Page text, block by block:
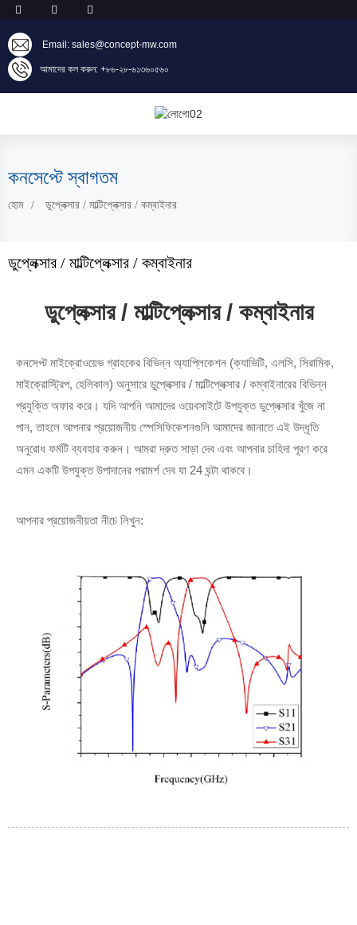
Email: sales@concept-mw.com
আমাদের কল করুন: +৮৬-২৮-৬১৩৬০৫৬০
কনসেপ্টে স্বাগতম
হোম ডুপ্লেক্সার / মাল্টিপ্লেক্সার / কম্বাইনার
ডুপ্লেক্সার / মাল্টিপ্লেক্সার / কম্বাইনার
ডুপ্লেক্সার / মাল্টিপ্লেক্সার / কম্বাইনার
কনসেপ্ট মাইক্রোওয়েভ গ্রাহকের বিভিন্ন অ্যাপ্লিকেশন (ক্যাভিটি, এলসি, সিরামিক,
মাইক্রোস্ট্রিপ, হেলিকাল) অনুসারে ডুপ্লেক্সার / মাল্টিপ্লেক্সার / কম্বাইনারের বিভিন্ন
প্রযুক্তি অফার করে। যদি আপনি আমাদের ওয়েবসাইটে উপযুক্ত ডুপ্লেক্সার খুঁজে না
পান, তাহলে আপনার প্রয়োজনীয় স্পেসিফিকেশনগুলি আমাদের জানাতে এই উদ্ধৃতি
অনুরোধ ফর্মটি ব্যবহার করুন। আমরা দ্রুত সাড়া দেব এবং আপনার চাহিদা পূরণ করে
এমন একটি উপযুক্ত উপাদানের পরামর্শ দেব যা 24 ঘন্টা থাকবে।
আপনার প্রয়োজনীয়তা নীচে লিখুন: